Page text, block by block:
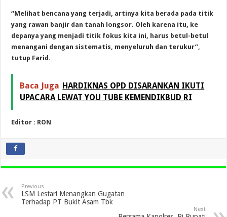
“Melihat bencana yang terjadi, artinya kita berada pada titik
yang rawan banjir dan tanah longsor. Oleh karena itu, ke
depanya yang menjadi titik fokus kita ini, harus betul-betul
menangani dengan sistematis, menyeluruh dan terukur”,
tutup Farid.
Baca Juga HARDIKNAS OPD DISARANKAN IKUTI
UPACARA LEWAT YOU TUBE KEMENDIKBUD RI
Editor : RON
Previous
LSM Lestari Menangkan Gugatan
Terhadap PT Bukit Asam Tbk
Next